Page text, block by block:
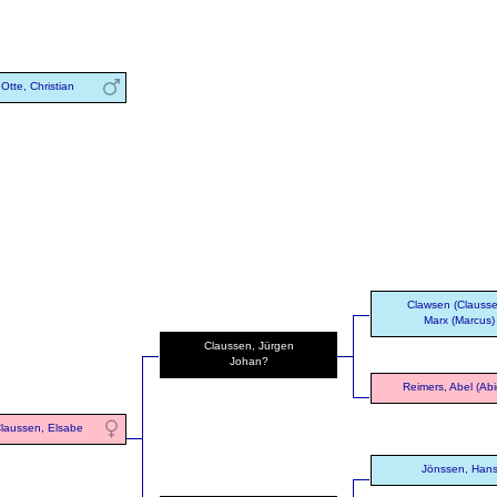
Otte, Christian
Elsabe
Claussen, Jürgen
Johan?
Clawsen
Marx (Marcus)
Reimers, Abel
Jönssen, Hans